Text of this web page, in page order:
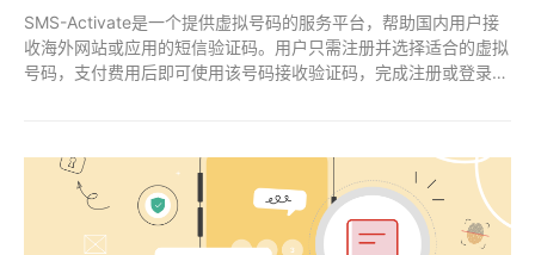
SMS-Activate是一个提供虚拟号码的服务平台，帮助国内用户接
收海外网站或应用的短信验证码。用户只需注册并选择适合的虚拟
号码，支付费用后即可使用该号码接收验证码，完成注册或登录操